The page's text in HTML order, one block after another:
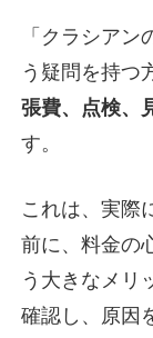
「クラシア
う疑問を持つ
張費、点検、
す。
これは、実際
前に、料金の
う大きなメリ
確認し、原因